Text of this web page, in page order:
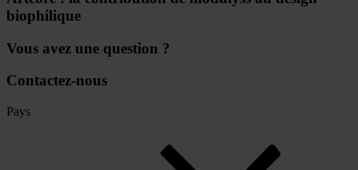
biophilique
Vous avez une question ?
Contactez-nous
Pays